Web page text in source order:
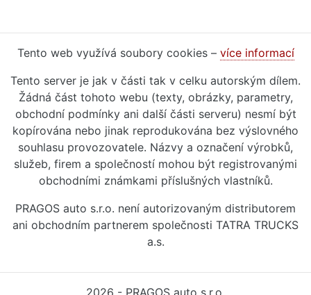
Tento web využívá soubory cookies – více informací
Tento server je jak v části tak v celku autorským dílem.
Žádná část tohoto webu (texty, obrázky, parametry,
obchodní podmínky ani další části serveru) nesmí být
kopírována nebo jinak reprodukována bez výslovného
souhlasu provozovatele. Názvy a označení výrobků,
služeb, firem a společností mohou být registrovanými
obchodními známkami příslušných vlastníků.
PRAGOS auto s.r.o. není autorizovaným distributorem
ani obchodním partnerem společnosti TATRA TRUCKS
a.s.